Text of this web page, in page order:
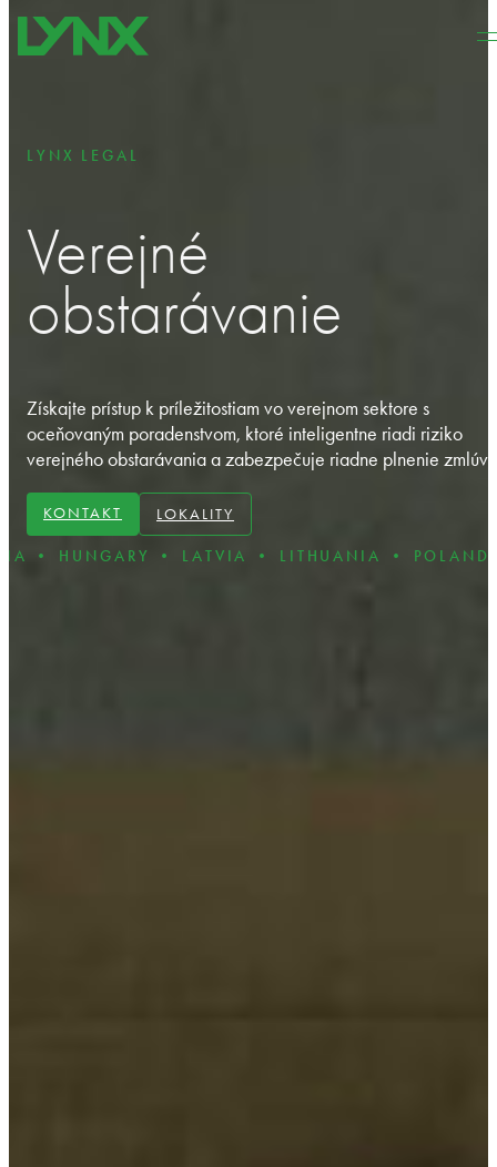
Preskočiť na hlavný obsah
LYNX LEGAL
Verejné
obstarávanie
Získajte prístup k príležitostiam vo verejnom sektore s
oceňovaným poradenstvom, ktoré inteligentne riadi riziko
verejného obstarávania a zabezpečuje riadne plnenie zmlúv.
KONTAKT LOKALITY
• LATVIA • LITHUANIA • POLAND •